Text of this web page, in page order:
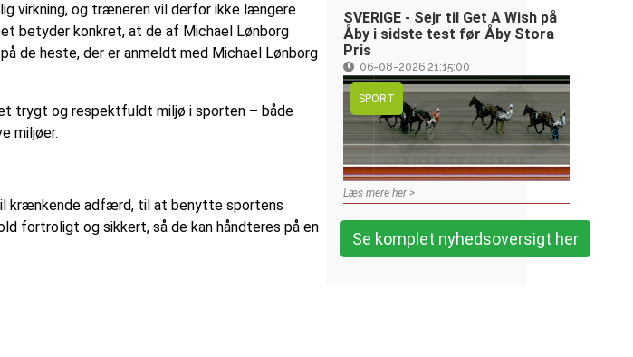
virkning, og træneren vil derfor ikke længere
betyder konkret, at de af Michael Lønborg
de heste, der er anmeldt med Michael Lønborg
trygt og respektfuldt miljø i sporten – både
miljøer.
krænkende adfærd, til at benytte sportens
fortroligt og sikkert, så de kan håndteres på en
SVERIGE - Sejr til Get A Wish på
Åby i sidste test før Åby Stora
Pris
06-08-2026 21:15:00
SPORT
Læs mere her >
Se komplet nyhedsoversigt her